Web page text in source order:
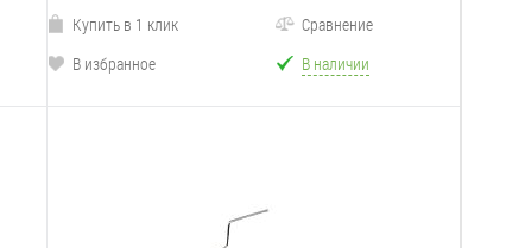
Купить в 1 клик
Сравнение
В избранное
В наличии